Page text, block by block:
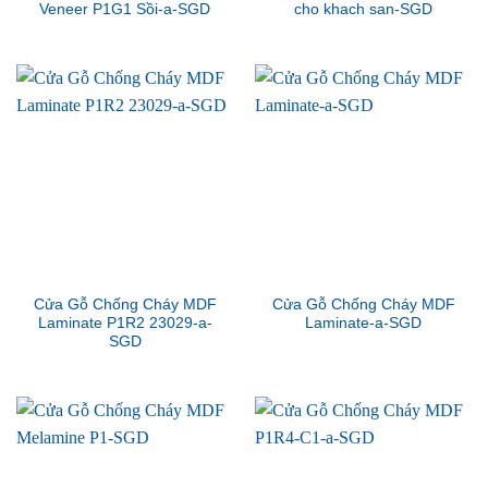
Veneer P1G1 Sồi-a-SGD cho khach san-SGD
Cửa Gỗ Chống Cháy MDF
Laminate P1R2 23029-a-
SGD
Cửa Gỗ Chống Cháy MDF
Laminate-a-SGD